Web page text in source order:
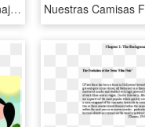
Cosas Para Photoscape - Personajes De Masha Y El Osos, HD Png Download